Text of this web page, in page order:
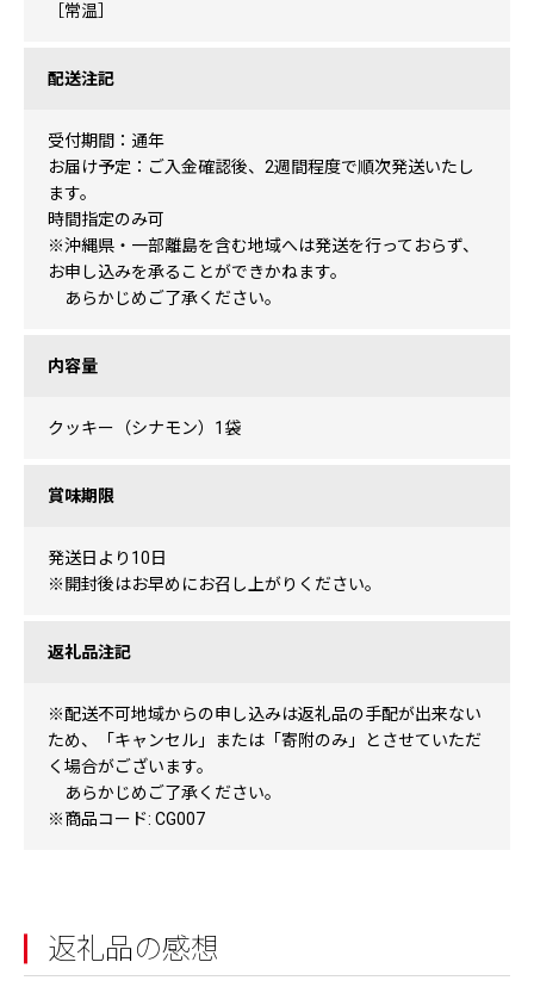
［常温］
配送注記
受付期間：通年
お届け予定：ご入金確認後、2週間程度で順次発送いたし
ます。
時間指定のみ可
※沖縄県・一部離島を含む地域へは発送を行っておらず、
お申し込みを承ることができかねます。
あらかじめご了承ください。
内容量
クッキー（シナモン）1袋
賞味期限
発送日より10日
※開封後はお早めにお召し上がりください。
返礼品注記
※配送不可地域からの申し込みは返礼品の手配が出来ない
ため、「キャンセル」または「寄附のみ」とさせていただ
く場合がございます。
あらかじめご了承ください。
※商品コード: CG007
返礼品の感想